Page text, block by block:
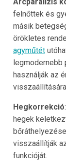
felnőttek és
másik
örökletes
agyműtét
használják az
Hegkorrekció
hegek
visszaállítják
funkcióját.